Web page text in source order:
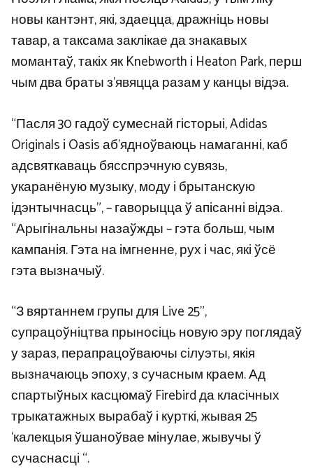
новы кантэнт, які, здаецца, дражніць новы
тавар, а таксама заклікае да знакавых
момантаў, такіх як Knebworth і Heaton Park, перш
чым два браты з’явяцца разам у канцы відэа.
“Пасля 30 гадоў сумеснай гісторыі, Adidas
Originals і Oasis аб’ядноўваюць намаганні, каб
адсвяткаваць бясспрэчную сувязь,
укаранёную музыку, моду і брытанскую
ідэнтычнасць”, – гаворыцца ў апісанні відэа.
“Арыгінальны назаўжды – гэта больш, чым
кампанія. Гэта на імгненне, рух і час, які ўсё
гэта вызначыў.
“З вяртаннем групы для Live 25”,
супрацоўніцтва прыносіць новую эру поглядаў
у зараз, перапрацоўваючы сілуэты, якія
вызначаюць эпоху, з сучасным краем. Ад
спартыўных касцюмаў Firebird да класічных
трыкатажных вырабаў і курткі, жывая 25
‘калекцыя ўшаноўвае мінулае, жывучы ў
сучаснасці “.